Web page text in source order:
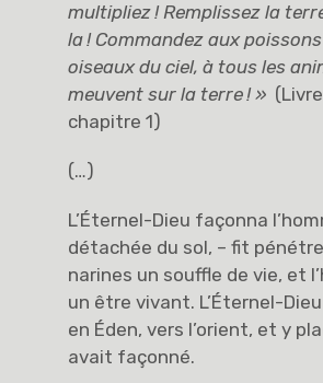
multipliez ! Remplissez la
la ! Commandez aux
oiseaux du ciel, à tous les
meuvent sur la terre ! »
chapitre 1)
(…)
L’Éternel-Dieu façonna
détachée du sol, – fit
narines un souffle de vie, et
un être vivant. L’Éternel-
en Éden, vers l’orient, et y
avait façonné.